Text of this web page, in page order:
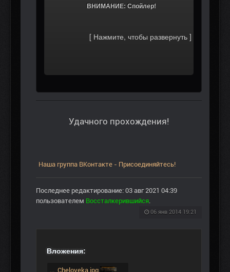
Удачного прохождения!
Наша группа ВКонтакте - Присоединяйтесь!
Последнее редактирование: 03 авг 2021 04:39
пользователем Воссталкерившийся.
06 янв 2014 19:21
Вложения:
..._Cheloveka.jpg